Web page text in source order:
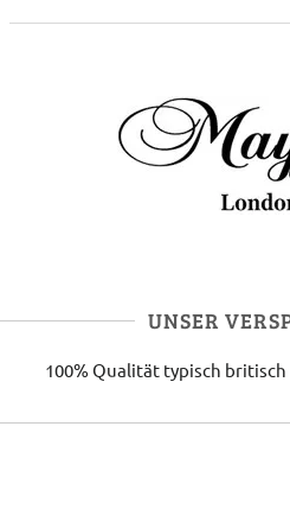
UNSER
100% Qualität typisch britisch